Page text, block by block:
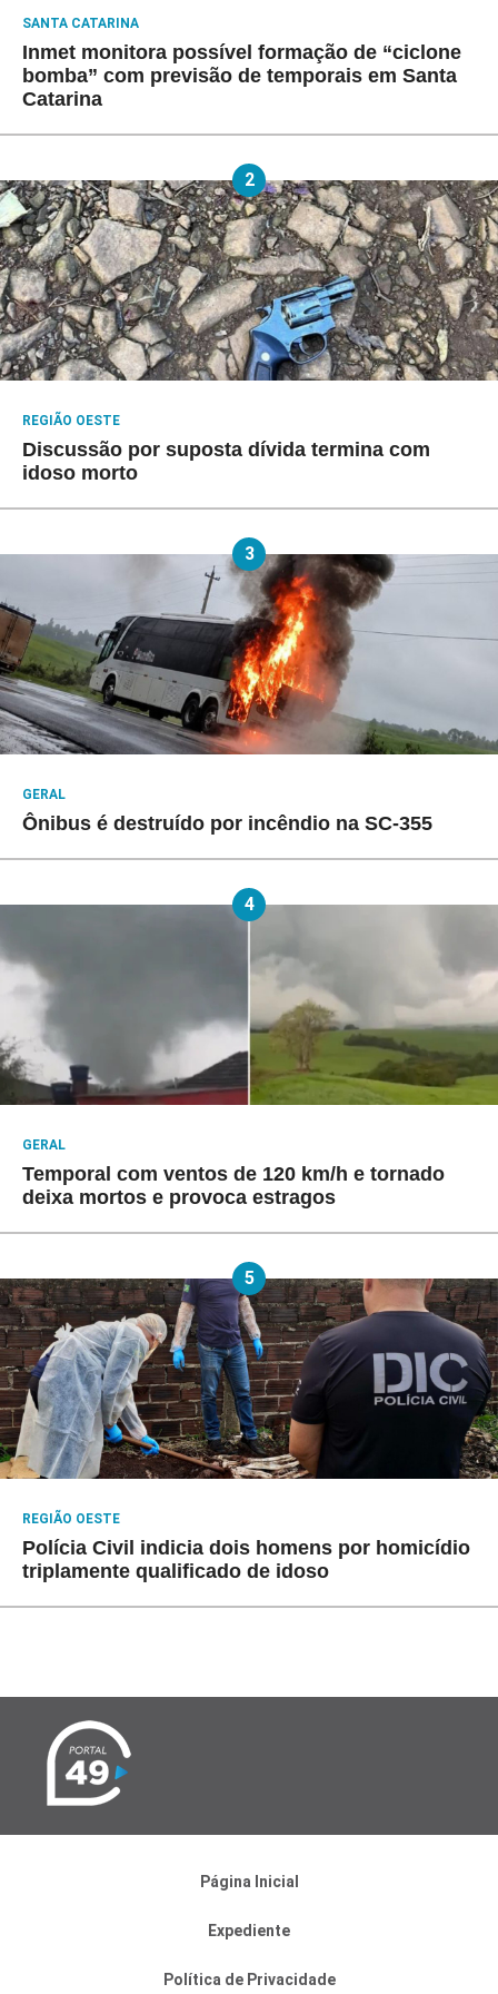
SANTA CATARINA
Inmet monitora possível formação de “ciclone
bomba” com previsão de temporais em Santa
Catarina
2
REGIÃO OESTE
Discussão por suposta dívida termina com
idoso morto
3
GERAL
Ônibus é destruído por incêndio na SC-355
4
GERAL
Temporal com ventos de 120 km/h e tornado
deixa mortos e provoca estragos
5
REGIÃO OESTE
Polícia Civil indicia dois homens por homicídio
triplamente qualificado de idoso
Página Inicial
Expediente
Política de Privacidade